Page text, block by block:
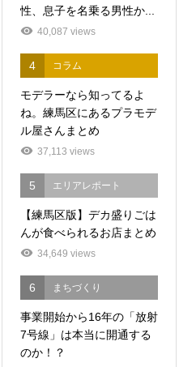
性、息子を名乗る男性か...
40,087 views
4 コラム
モデラーなら知ってるよ
ね。練馬区にあるプラモデ
ル屋さんまとめ
37,113 views
5 エリアレポート
【練馬区版】デカ盛りごは
んが食べられるお店まとめ
34,649 views
6 まちづくり
事業開始から16年の「放射
7号線」は本当に開通する
のか！？